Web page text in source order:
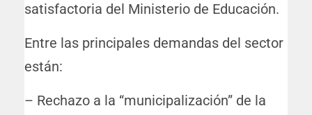
satisfactoria del Ministerio de Educación.
Entre las principales demandas del sector
están:
– Rechazo a la “municipalización” de la